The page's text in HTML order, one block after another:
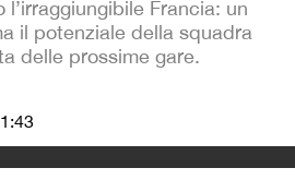
Francia: un
il potenziale della squadra
delle prossime gare.